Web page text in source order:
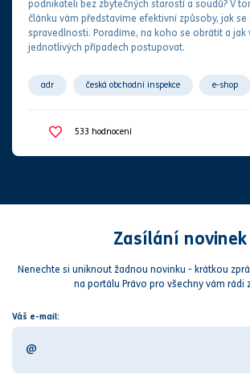
podnikateli bez zbytečných starostí a soudů? V
článku vám představíme efektivní způsoby, jak
spravedlnosti. Poradíme, na koho se obrátit a jak
jednotlivých případech postupovat.
adr česká obchodní inspekce e-shop
evropská unie internet jak postupovat
kupní smlouva
533 hodnocení
Zasílání novinek
Nenechte si uniknout žadnou novinku - krátkou
na portálu Právo pro všechny vám rádi
Váš e-mail: